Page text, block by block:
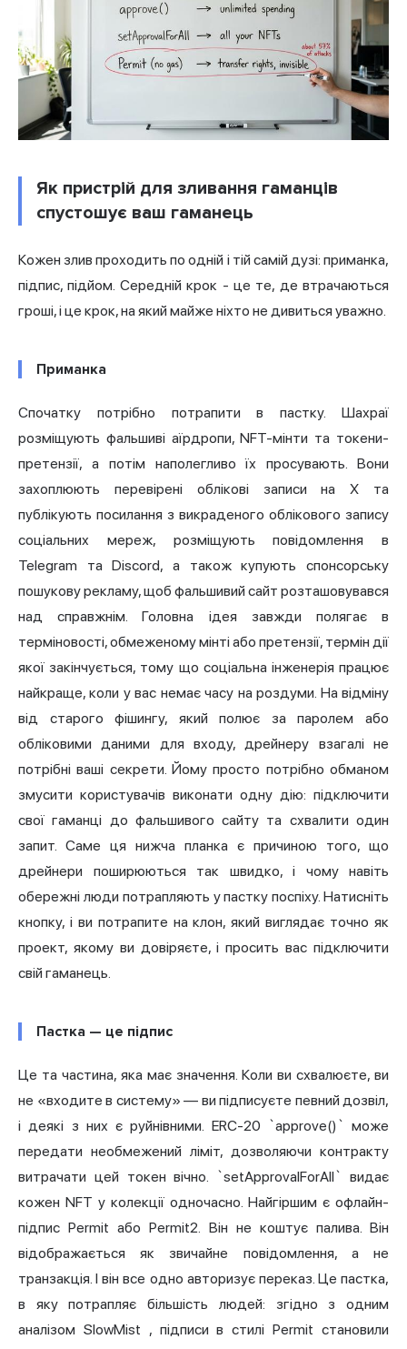
Як пристрій для зливання гаманців
спустошує ваш гаманець
Кожен злив проходить по одній і тій самій дузі: приманка,
підпис, підйом. Середній крок - це те, де втрачаються
гроші, і це крок, на який майже ніхто не дивиться уважно.
Приманка
Спочатку потрібно потрапити в пастку. Шахраї
розміщують фальшиві аїрдропи, NFT-мінти та токени-
претензії, а потім наполегливо їх просувають. Вони
захоплюють перевірені облікові записи на X та
публікують посилання з викраденого облікового запису
соціальних мереж, розміщують повідомлення в
Telegram та Discord, а також купують спонсорську
пошукову рекламу, щоб фальшивий сайт розташовувався
над справжнім. Головна ідея завжди полягає в
терміновості, обмеженому мінті або претензії, термін дії
якої закінчується, тому що соціальна інженерія працює
найкраще, коли у вас немає часу на роздуми. На відміну
від старого фішингу, який полює за паролем або
обліковими даними для входу, дрейнеру взагалі не
потрібні ваші секрети. Йому просто потрібно обманом
змусити користувачів виконати одну дію: підключити
свої гаманці до фальшивого сайту та схвалити один
запит. Саме ця нижча планка є причиною того, що
дрейнери поширюються так швидко, і чому навіть
обережні люди потрапляють у пастку поспіху. Натисніть
кнопку, і ви потрапите на клон, який виглядає точно як
проект, якому ви довіряєте, і просить вас підключити
свій гаманець.
Пастка — це підпис
Це та частина, яка має значення. Коли ви схвалюєте, ви
не «входите в систему» — ви підписуєте певний дозвіл,
і деякі з них є руйнівними. ERC-20 `approve()` може
передати необмежений ліміт, дозволяючи контракту
витрачати цей токен вічно. `setApprovalForAll` видає
кожен NFT у колекції одночасно. Найгіршим є офлайн-
підпис Permit або Permit2. Він не коштує палива. Він
відображається як звичайне повідомлення, а не
транзакція. І він все одно авторизує переказ. Це пастка,
в яку потрапляє більшість людей: згідно з одним
аналізом SlowMist , підписи в стилі Permit становили